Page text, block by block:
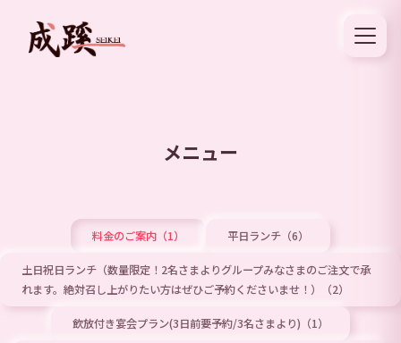
メニュー
料金のご案内（1） 平日ランチ（6）
土日祝日ランチ（数量限定！2名さまよりグループみなさまのご注文で承
れます。絶対召し上がりたい方はぜひご予約くださいませ！）（2）
飲放付き宴会プラン(3日前要予約/3名さまより)（1）